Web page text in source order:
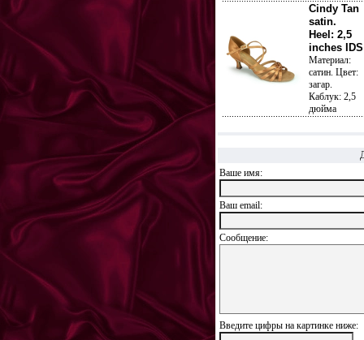
Cindy Tan
satin.
Heel: 2,5
inches IDS
Материал:
сатин. Цвет:
загар.
Каблук: 2,5
дюйма
Ваше имя:
Ваш еmail:
Сообщение:
Введите цифры на картинке ниже: